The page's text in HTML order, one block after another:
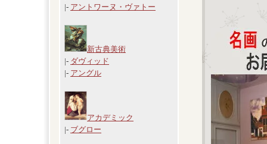
|- アントワーヌ・ヴァトー
新古典美術
|- ダヴィッド
|- アングル
アカデミック
|- ブグロー